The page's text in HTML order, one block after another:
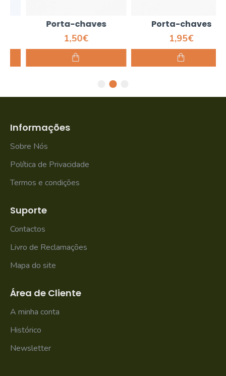
Porta-chaves
1,50€
Porta-chaves
1,95€
Informações
Sobre Nós
Política de Privacidade
Termos e condições
Suporte
Contactos
Livro de Reclamações
Mapa do site
Área de Cliente
A minha conta
Histórico
Newsletter